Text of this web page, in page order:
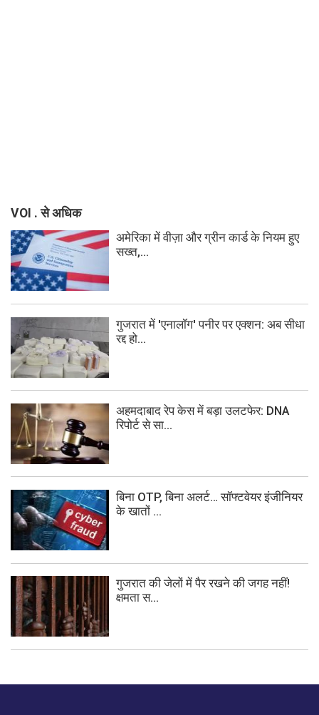
VOI . से अधिक
अमेरिका में वीज़ा और ग्रीन कार्ड के नियम हुए
सख्त,...
गुजरात में 'एनालॉग' पनीर पर एक्शन: अब सीधा
रद्द हो...
अहमदाबाद रेप केस में बड़ा उलटफेर: DNA
रिपोर्ट से सा...
बिना OTP, बिना अलर्ट… सॉफ्टवेयर इंजीनियर
के खातों ...
गुजरात की जेलों में पैर रखने की जगह नहीं!
क्षमता स...